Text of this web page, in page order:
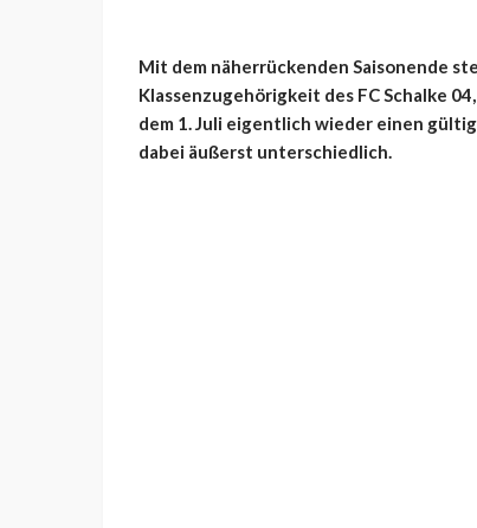
Mit dem näherrückenden Saisonende
Klassenzugehörigkeit des FC Schalke
dem 1. Juli eigentlich wieder einen
dabei äußerst unterschiedlich.